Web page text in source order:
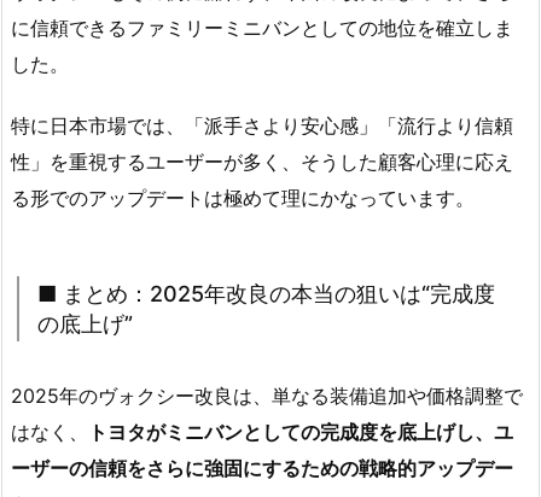
に信頼できるファミリーミニバンとしての地位を確立しま
した。
特に日本市場では、「派手さより安心感」「流行より信頼
性」を重視するユーザーが多く、そうした顧客心理に応え
る形でのアップデートは極めて理にかなっています。
■ まとめ：2025年改良の本当の狙いは“完成度
の底上げ”
2025年のヴォクシー改良は、単なる装備追加や価格調整で
はなく、
トヨタがミニバンとしての完成度を底上げし、ユ
ーザーの信頼をさらに強固にするための戦略的アップデー